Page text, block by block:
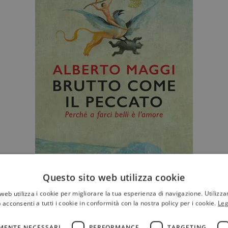
bello, sarei invecchiato prima. Questa è la stagione
del vecchio rincoglionito e quindi sei libero: puoi
Questo sito web utilizza cookie
utilizza i cookie per migliorare la tua esperienza di navigazione.
acconsenti a tutti i cookie in conformità con la nostra policy per i cookie.